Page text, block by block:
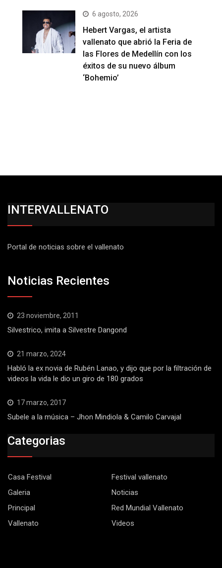
6 agosto, 2026
Hebert Vargas, el artista
vallenato que abrió la Feria de
las Flores de Medellín con los
éxitos de su nuevo álbum
‘Bohemio’
INTERVALLENATO
Portal de noticias sobre el vallenato
Noticias Recientes
23 noviembre, 2011
Silvestrico, imita a Silvestre Dangond
21 marzo, 2024
Habló la ex novia de Rubén Lanao, y dijo que por la filtración de
videos la vida le dio un giro de 180 grados
17 marzo, 2017
Subele a la música – Jhon Mindiola & Camilo Carvajal
Categorias
Casa Festival
Festival vallenato
Galeria
Noticias
Principal
Red Mundial Vallenato
Vallenato
Videos